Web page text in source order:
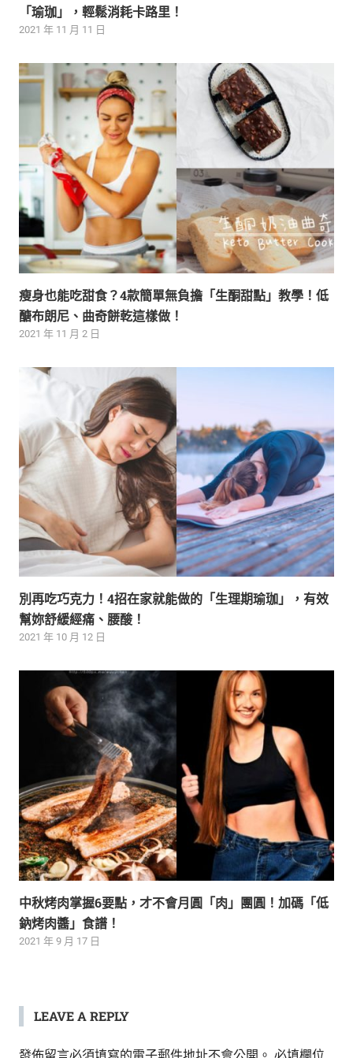
「瑜珈」，輕鬆消耗卡路里！
2021 年 11 月 11 日
瘦身也能吃甜食？4款簡單無負擔「生酮甜點」教學！低
醣布朗尼、曲奇餅乾這樣做！
2021 年 11 月 2 日
別再吃巧克力！4招在家就能做的「生理期瑜珈」，有效
幫妳舒緩經痛、腰酸！
2021 年 10 月 12 日
中秋烤肉掌握6要點，才不會月圓「肉」團圓！加碼「低
鈉烤肉醬」食譜！
2021 年 9 月 17 日
LEAVE A REPLY